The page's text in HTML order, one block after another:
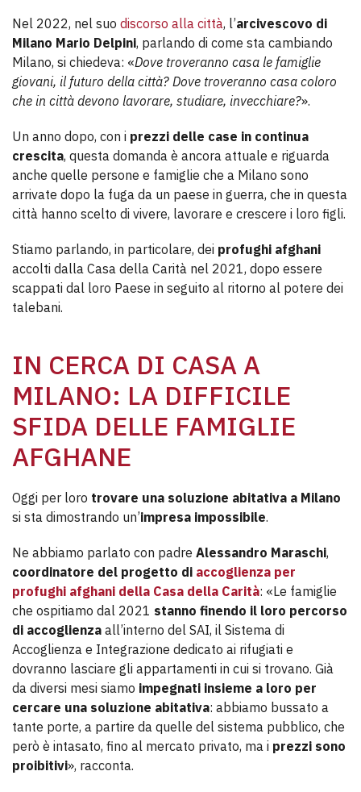
Nel 2022, nel suo discorso alla città, l’arcivescovo di
Milano Mario Delpini, parlando di come sta cambiando
Milano, si chiedeva: «Dove troveranno casa le famiglie
giovani, il futuro della città? Dove troveranno casa coloro
che in città devono lavorare, studiare, invecchiare?».
Un anno dopo, con i prezzi delle case in continua
crescita, questa domanda è ancora attuale e riguarda
anche quelle persone e famiglie che a Milano sono
arrivate dopo la fuga da un paese in guerra, che in questa
città hanno scelto di vivere, lavorare e crescere i loro figli.
Stiamo parlando, in particolare, dei profughi afghani
accolti dalla Casa della Carità nel 2021, dopo essere
scappati dal loro Paese in seguito al ritorno al potere dei
talebani.
IN CERCA DI CASA A
MILANO: LA DIFFICILE
SFIDA DELLE FAMIGLIE
AFGHANE
Oggi per loro trovare una soluzione abitativa a Milano
si sta dimostrando un’impresa impossibile.
Ne abbiamo parlato con padre Alessandro Maraschi,
coordinatore del progetto di accoglienza per
profughi afghani della Casa della Carità: «Le famiglie
che ospitiamo dal 2021 stanno finendo il loro percorso
di accoglienza all’interno del SAI, il Sistema di
Accoglienza e Integrazione dedicato ai rifugiati e
dovranno lasciare gli appartamenti in cui si trovano. Già
da diversi mesi siamo impegnati insieme a loro per
cercare una soluzione abitativa: abbiamo bussato a
tante porte, a partire da quelle del sistema pubblico, che
però è intasato, fino al mercato privato, ma i prezzi sono
proibitivi», racconta.